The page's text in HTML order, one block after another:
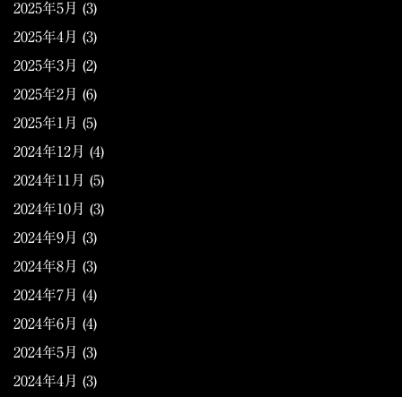
2025年5月 (3)
2025年4月 (3)
2025年3月 (2)
2025年2月 (6)
2025年1月 (5)
2024年12月 (4)
2024年11月 (5)
2024年10月 (3)
2024年9月 (3)
2024年8月 (3)
2024年7月 (4)
2024年6月 (4)
2024年5月 (3)
2024年4月 (3)